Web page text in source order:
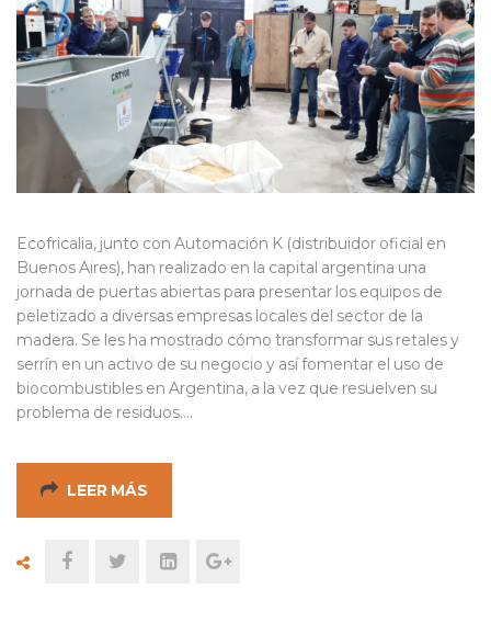
Ecofricalia, junto con Automación K (distribuidor oficial en
Buenos Aires), han realizado en la capital argentina una
jornada de puertas abiertas para presentar los equipos de
peletizado a diversas empresas locales del sector de la
madera. Se les ha mostrado cómo transformar sus retales y
serrín en un activo de su negocio y así fomentar el uso de
biocombustibles en Argentina, a la vez que resuelven su
problema de residuos.…
LEER MÁS